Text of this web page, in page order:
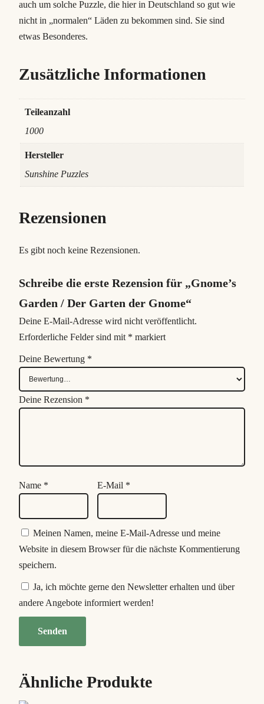
auch um solche Puzzle, die hier in Deutschland so gut wie
nicht in „normalen“ Läden zu bekommen sind. Sie sind
etwas Besonderes.
Zusätzliche Informationen
Teileanzahl
1000
Hersteller
Sunshine Puzzles
Rezensionen
Es gibt noch keine Rezensionen.
Schreibe die erste Rezension für „Gnome’s
Garden / Der Garten der Gnome“
Deine E-Mail-Adresse wird nicht veröffentlicht.
Erforderliche Felder sind mit * markiert
Deine Bewertung *
Deine Rezension *
Name * E-Mail *
Meinen Namen, meine E-Mail-Adresse und meine
Website in diesem Browser für die nächste Kommentierung
speichern.
Ja, ich möchte gerne den Newsletter erhalten und über
andere Angebote informiert werden!
Ähnliche Produkte